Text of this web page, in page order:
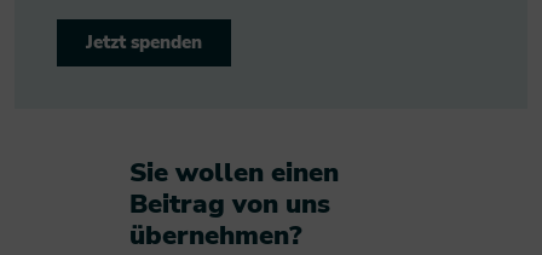
Jetzt spenden
Sie wollen einen
Beitrag von uns
übernehmen?​